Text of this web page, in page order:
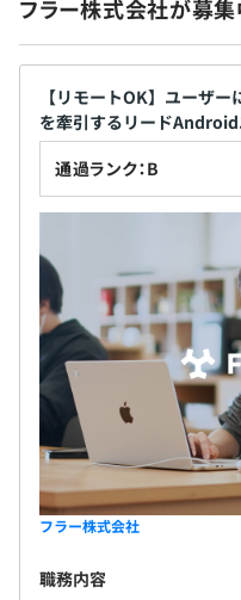
・引越費用補助（入社時
25万円 ※2
・リモートワーク手当
・近距離手当：2万円/月
ィスから徒歩経路5km
・書籍購入補助：3冊/月
・語学学習費用補助：3
・三井ガーデンホテル柏
設の利用（希望者のみ
・Jリーグ「アルビレッ
（1試合数名）
・公認部活動制度（活
※2 金額はすべて税込み
※3 柏の葉本社、新潟本
フラー株式会社が募
【リモートOK】ユーザ
を牽引するリード
通過ランク：B
フラー株式会社
職務内容